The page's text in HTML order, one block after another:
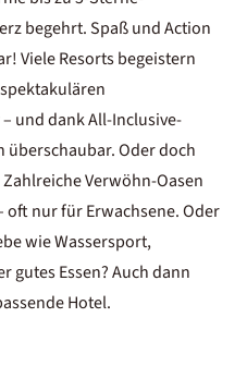
begehrt. Spaß und Action
Viele Resorts begeistern
und dank All-Inclusive-
überschaubar. Oder doch
Verwöhn-Oasen
nur für Erwachsene. Oder
wie Wassersport,
gutes Essen? Auch dann
Hotel.